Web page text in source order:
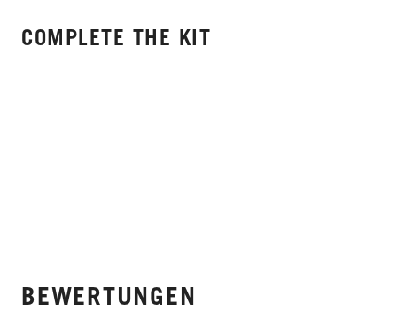
COMPLETE THE KIT
BEWERTUNGEN